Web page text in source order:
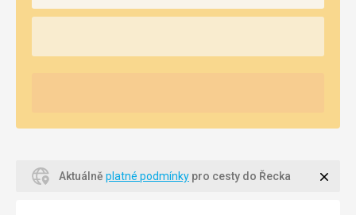
Aktuálně platné podmínky pro cesty do Řecka